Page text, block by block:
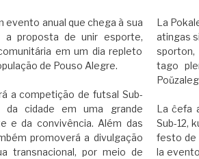
evento anual que chega à sua
a proposta de unir esporte,
em um dia repleto
de Pouso Alegre.
a competição de futsal Sub-
da cidade em uma grande
e da convivência. Além das
promoverá a divulgação
transnacional, por meio de
La
atingas
sporton,
tago
La ĉefa
Sub-12,
festo de
la